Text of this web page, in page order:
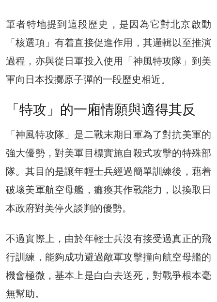
筆者特地提到這段歷史，是因為它對北京啟動
「核選項」有着直接促進作用，其邏輯以至推演
過程，亦與從日軍投入使用「神風特攻隊」到美
軍向日本投擲原子彈的一段歷史相近。
「特攻」的一廂情願與適得其反
「神風特攻隊」是二戰末期日軍為了對抗美軍的
強大優勢，對美軍目標實施自殺式攻擊的特殊部
隊。其目的是讓年輕士兵經過簡單訓練後，藉着
破壞美軍航空母艦，癱瘓其作戰能力，以換取日
本政府對美停火談判的優勢。
不過實際上，由於年輕士兵沒有接受過真正的飛
行訓練，能夠成功避過敵軍攻擊撞向航空母艦的
機會極微，基本上是白白去送死，對戰爭根本毫
無幫助。